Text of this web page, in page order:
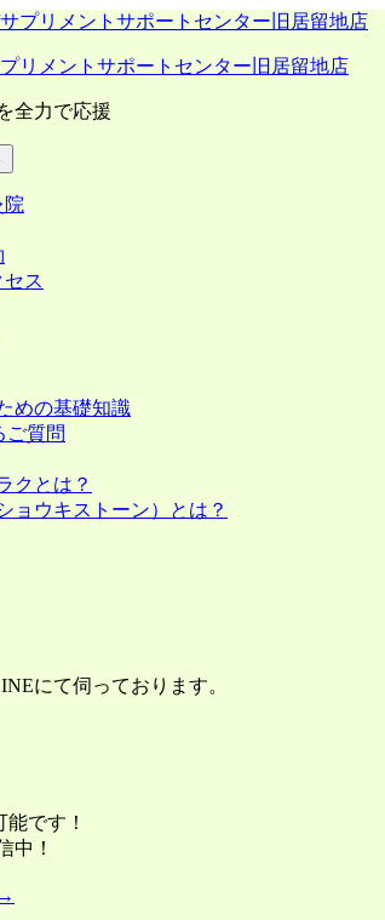
リメントサポートセンター旧居留地店
全力で応援
院
ス
めの基礎知識
ご質問
クとは？
ョウキストーン）とは？
にて伺っております。
です！
中！